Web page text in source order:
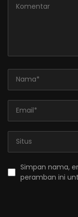
Simpan nama,
peramban ini